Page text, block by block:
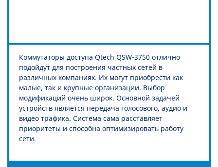
Коммутаторы доступа Qtech QSW-3750 отлично
подойдут для построения частных сетей в
различных компаниях. Их могут приобрести как
малые, так и крупные организации. Выбор
модификаций очень широк. Основной задачей
устройств является передача голосового, аудио и
видео трафика. Система сама расставляет
приоритеты и способна оптимизировать работу
сети.